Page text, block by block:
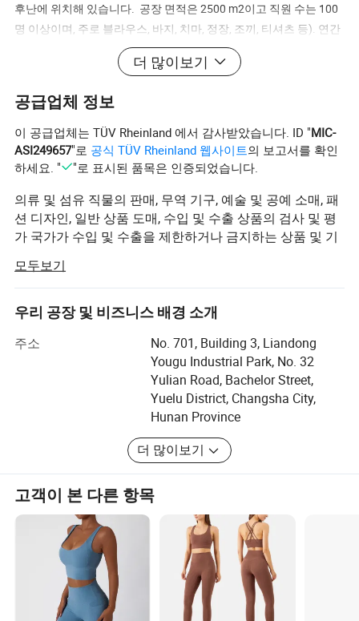
후난에 위치해 있습니다. 공장 면적은 2500 m2이고 직원 수는 100
명 이상이며, 주로 블라우스, 바지, 치마, 정장, 조끼, 티셔츠 등). 연간
공장 생산량은 약 80만 조각입니다. 공장 품질 관리는 무엇입니까?
A: 품질 규칙에 따라 엄격𝕜 품질 관리 시스템을 갖추고 있습니다. 전
의 4단계를 가지고 있습니다. 즉, 섬유 검사 -- 절단 전 검사 및 일괄
직물 절단 -- 생산 중 검사 -- QC에 의𝕜 최종 검사 ------ 100% 포장 후
QC 관리자가 최종 검사 6.샘플 및 대량 생산의 리드 타임은 얼마입니
까? 표본은 5-10일, 대량 생산은 30-45일 MOQ란? A: 신규 생산 주문
네, 가격은 협상 가능𝕩니다. 가격은 설계 및 자재/크기/수량 등을 기
준으로 𝕩니다 9.지불 기간은 어떻게 됩니까? TT, Western Union, LC
더 많이보기
공급업체 정보
이 공급업체는 TÜV Rheinland 에서 감사받았습니다. ID "MIC-
ASI249657"로 공식 TÜV Rheinland 웹사이트의 보고서를 확인
하세요. "
"로 표시된 품목은 인증되었습니다.
의류 및 섬유 직물의 판매, 무역 기구, 예술 및 공예 소매, 패
션 디자인, 일반 상품 도매, 수입 및 수출 상품의 검사 및 평
가 국가가 수입 및 수출을 제한하거나 금지하는 상품 및 기
리인으로서 수입 및 수출, 상품 또는 기술의 수입 및 수출
(국가가 금지하거나 관리자의 승인이 수반되는 것을 제외)
다음 사업 범위는 지사로 제한됩니다. 면 직물, 인쇄 및 염
유, 염색, 염색, 직물, 염색, 뜨개질 또는 크로셰 직물, 염색,
면 가공, 의류 및 의복 제조 직물, 공장 및 원재료 생산.
우리는 린넨 / 비스코스 / 면 / 폴리에스테르 우븐 섬유, 주
로 바지 / 셔츠 / 스커트 / 드레스를 포함하는 캐주얼 옷을
전문으로. 우리는 여성/남성/아이들이 입는 것을 한다. 100
명의 직원을 위한 의복 공장이 있습니다. BSCI, GRS, 유럽
플레이스어 및 ISO9001을 보유하고 있습니다.
모두보기
우리 공장 및 비즈니스 배경 소개
주소
No. 701, Building 3, Liandong
Yougu Industrial Park, No. 32
Yulian Road, Bachelor Street,
Yuelu District, Changsha City,
Hunan Province
더 많이보기
고객이 본 다른 항목